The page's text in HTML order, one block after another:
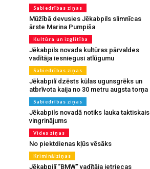
Sabiedrības ziņas
Mūžībā devusies Jēkabpils slimnīcas
ārste Marina Pumpiša
Kultūra un izglītība
Jēkabpils novada kultūras pārvaldes
vadītāja iesniegusi atlūgumu
Sabiedrības ziņas
Jēkabpilī dzēsts kūlas ugunsgrēks un
atbrīvota kaija no 30 metru augsta torņa
Sabiedrības ziņas
Jēkabpils novadā notiks lauka taktiskais
vingrinājums
Vides ziņas
No piektdienas kļūs vēsāks
Kriminālziņas
Jēkabpilī “BMW” vadītāja ietriecas